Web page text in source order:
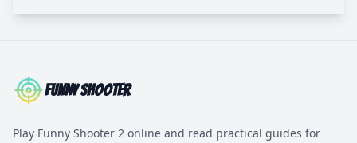
Funny Shooter
Play Funny Shooter 2 online and read practical guides for